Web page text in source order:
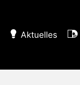
Aktuelles